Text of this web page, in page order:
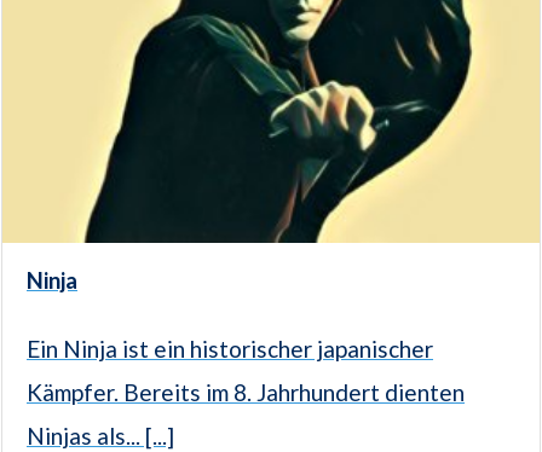
Ninja
Ein Ninja ist ein historischer japanischer
Kämpfer. Bereits im 8. Jahrhundert dienten
Ninjas als... [...]